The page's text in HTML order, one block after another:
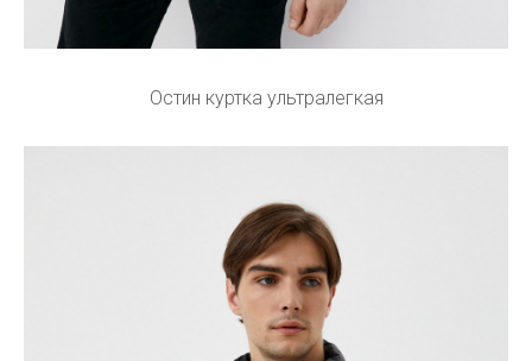
Остин куртка ультралегкая